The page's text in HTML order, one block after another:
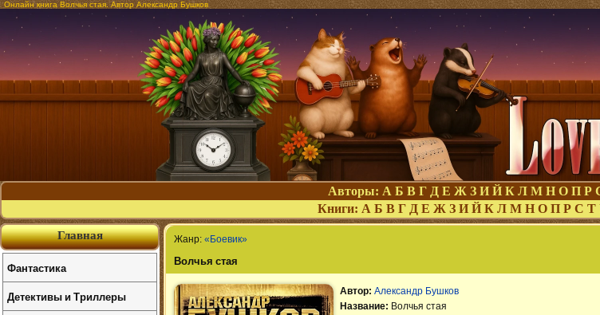
Онлайн книга Волчья стая. Автор Александр Бушков
Авторы: А Б В Г Д Е Ж З И Й К Л М Н О П Р
Книги: А Б В Г Д Е Ж З И Й К Л М Н О П Р С Т
Жанр: «Боевик»
Волчья стая
Автор: Александр Бушков
Название: Волчья стая
Главная
Фантастика
Детективы и Триллеры